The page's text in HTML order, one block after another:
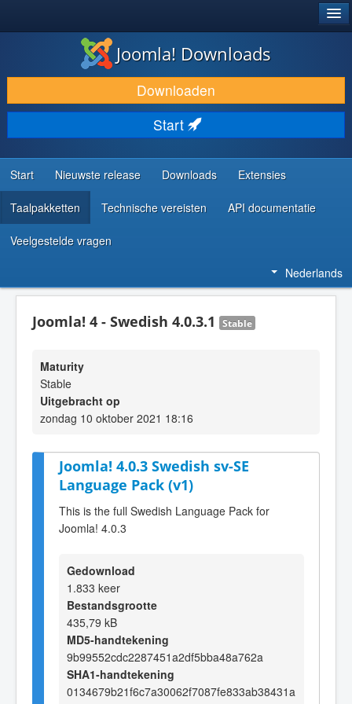
DOWNLOAD & BREID UIT
ONTDEK & LEER
COMMUNITY & ONDERSTEUNING
ONTWIKKELAARSBRONNEN
Joomla! Downloads
Downloaden
Start
Start Nieuwste release Downloads Extensies
Taalpakketten Technische vereisten API documentatie
Veelgestelde vragen
Nederlands
Joomla! 4 - Swedish 4.0.3.1 Stable
Maturity
Stable
Uitgebracht op
zondag 10 oktober 2021 18:16
Joomla! 4.0.3 Swedish sv-SE
Language Pack (v1)
This is the full Swedish Language Pack for
Joomla! 4.0.3
Gedownload
1.833 keer
Bestandsgrootte
435,79 kB
MD5-handtekening
9b99552cdc2287451a2df5bba48a762a
SHA1-handtekening
0134679b21f6c7a30062f7087fe833ab38431a